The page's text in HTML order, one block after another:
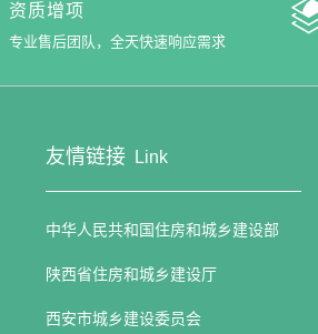
资质增项
专业售后团队，全天快速响应需求
友情链接 Link
中华人民共和国住房和城乡建设部
陕西省住房和城乡建设厅
西安市城乡建设委员会